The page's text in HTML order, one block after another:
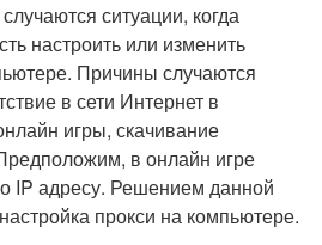
ситуации, когда
настроить или изменить
Причины случаются
в сети Интернет в
игры, скачивание
в онлайн игре
IP адресу. Решением данной
прокси на компьютере.